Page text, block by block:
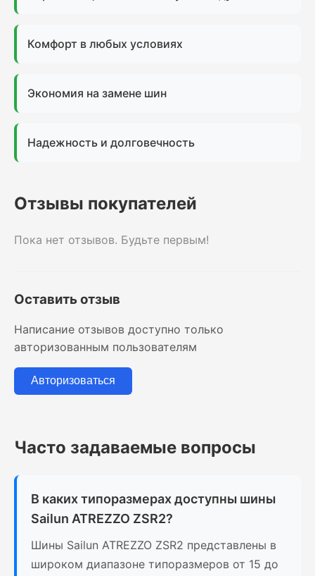
Комфорт в любых условиях
Экономия на замене шин
Надежность и долговечность
Отзывы покупателей
Пока нет отзывов. Будьте первым!
Оставить отзыв
Написание отзывов доступно только
авторизованным пользователям
Авторизоваться
Часто задаваемые вопросы
В каких типоразмерах доступны шины
Sailun ATREZZO ZSR2?
Шины Sailun ATREZZO ZSR2 представлены в
широком диапазоне типоразмеров от 15 до